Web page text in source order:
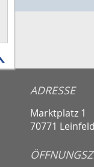
ADRESSE
Marktplatz 1
70771